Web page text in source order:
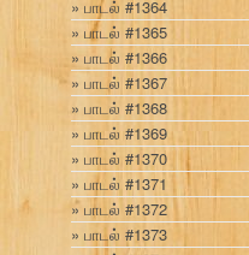
பாடல் #1364
பாடல் #1365
பாடல் #1366
பாடல் #1367
பாடல் #1368
பாடல் #1369
பாடல் #1370
பாடல் #1371
பாடல் #1372
பாடல் #1373